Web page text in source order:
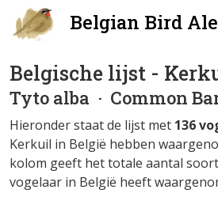
Belgian Bird
Belgische lijst -
Tyto alba · Common
Hieronder staat de lijst met 136
Kerkuil in België hebben
kolom geeft het totale aantal
vogelaar in België heeft